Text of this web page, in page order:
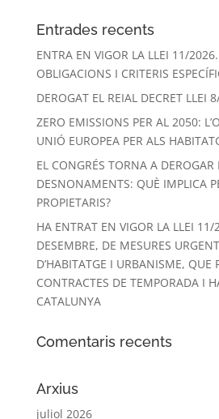
Entrades recents
ENTRA EN VIGOR LA LLEI 11/
OBLIGACIONS I CRITERIS
DEROGAT EL REIAL DECRET LLEI
ZERO EMISSIONS PER AL 2050:
UNIÓ EUROPEA PER ALS
EL CONGRÉS TORNA A
DESNONAMENTS: QUÈ IMPLICA
PROPIETARIS?
HA ENTRAT EN VIGOR LA LLEI
DESEMBRE, DE MESURES
D’HABITATGE I URBANISME, QUE
CONTRACTES DE TEMPORADA I
CATALUNYA
Comentaris recents
Arxius
juliol 2026